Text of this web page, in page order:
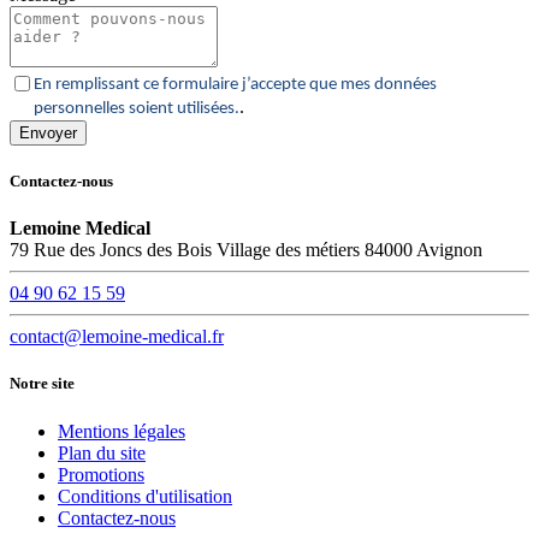
En remplissant ce formulaire j’accepte que mes données
personnelles soient utilisées..
Contactez-nous
Lemoine Medical
79 Rue des Joncs des Bois Village des métiers 84000 Avignon
04 90 62 15 59
contact@lemoine-medical.fr
Notre site
Mentions légales
Plan du site
Promotions
Conditions d'utilisation
Contactez-nous